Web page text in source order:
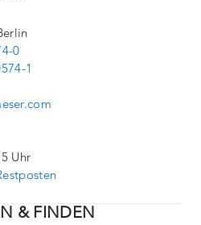
0
1
Uhr
& FINDEN